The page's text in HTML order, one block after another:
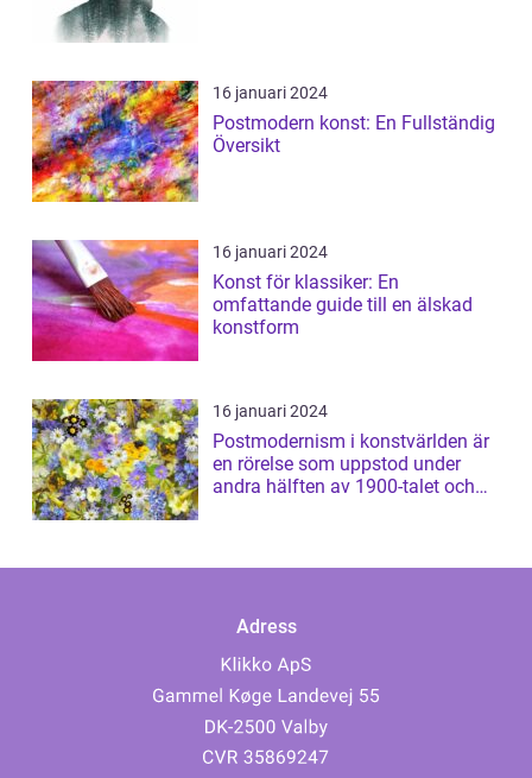
16 januari 2024
Postmodern konst: En Fullständig
Översikt
16 januari 2024
Konst för klassiker: En
omfattande guide till en älskad
konstform
16 januari 2024
Postmodernism i konstvärlden är
en rörelse som uppstod under
andra hälften av 1900-talet och
Adress